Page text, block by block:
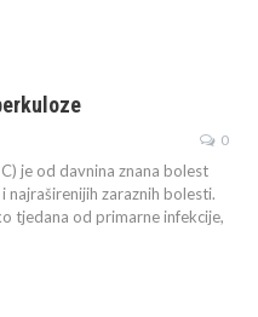
0
je od davnina znana bolest
najraširenijih zaraznih bolesti.
tjedana od primarne infekcije,